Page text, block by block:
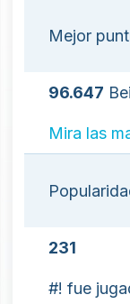
Mejor
96.647
Mira las
231
#! fue